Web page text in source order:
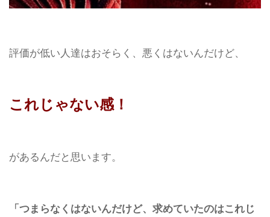
評価が低い人達はおそらく、悪くはないんだけど、
これじゃない感！
があるんだと思います。
「つまらなくはないんだけど、求めていたのはこれじ